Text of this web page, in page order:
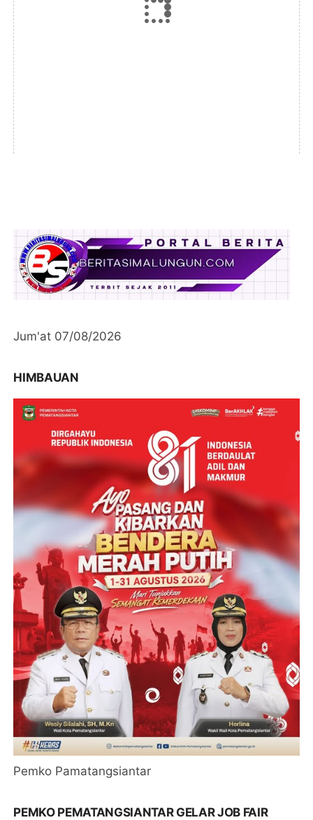
Jum'at 07/08/2026
HIMBAUAN
Pemko Pamatangsiantar
PEMKO PEMATANGSIANTAR GELAR JOB FAIR